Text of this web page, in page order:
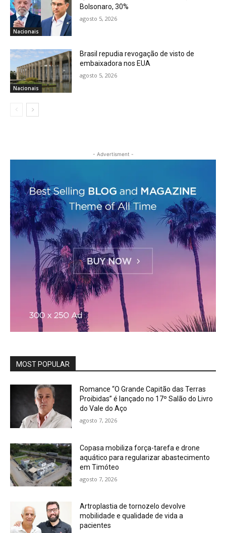
Nacionais
Bolsonaro, 30%
agosto 5, 2026
Nacionais
Brasil repudia revogação de visto de
embaixadora nos EUA
agosto 5, 2026
- Advertisment -
MOST POPULAR
Romance “O Grande Capitão das Terras
Proibidas” é lançado no 17º Salão do Livro
do Vale do Aço
agosto 7, 2026
Copasa mobiliza força-tarefa e drone
aquático para regularizar abastecimento
em Timóteo
agosto 7, 2026
Artroplastia de tornozelo devolve
mobilidade e qualidade de vida a
pacientes